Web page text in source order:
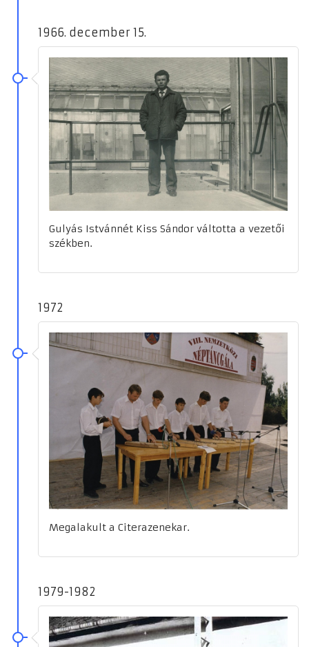
1966. december 15.
Gulyás Istvánnét Kiss Sándor váltotta a vezetői
székben.
1972
Megalakult a Citerazenekar.
1979-1982